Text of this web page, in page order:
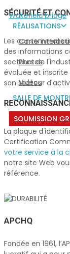
Wakefield bridge
RÉALISATIONS
Carte
Photos
Vidéos
SALLE DE
SOUMISSION
SÉCURITÉ ET
Les
des informations
secteurs de
évaluée et inscrite
son secteur
La plaque
Certification
votre service à la
notre site Web
référence.
APCHQ
Fondée en 1961,